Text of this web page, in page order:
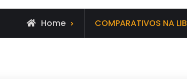
Home COMPARATIVOS NA